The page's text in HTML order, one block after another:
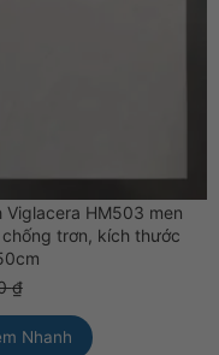
Viglacera HM503 men
trơn, kích thước
₫
Nhanh